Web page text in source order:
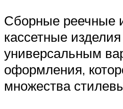
Сборные реечные
кассетные
универсальным
оформления,
множества